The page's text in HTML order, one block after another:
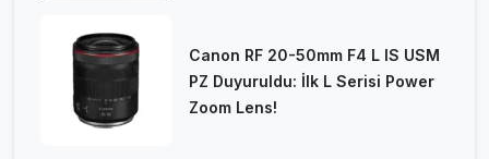
Canon RF 20-50mm F4 L IS USM
PZ Duyuruldu: İlk L Serisi Power
Zoom Lens!